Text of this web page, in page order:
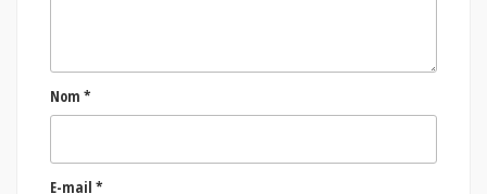
Nom *
E-mail *